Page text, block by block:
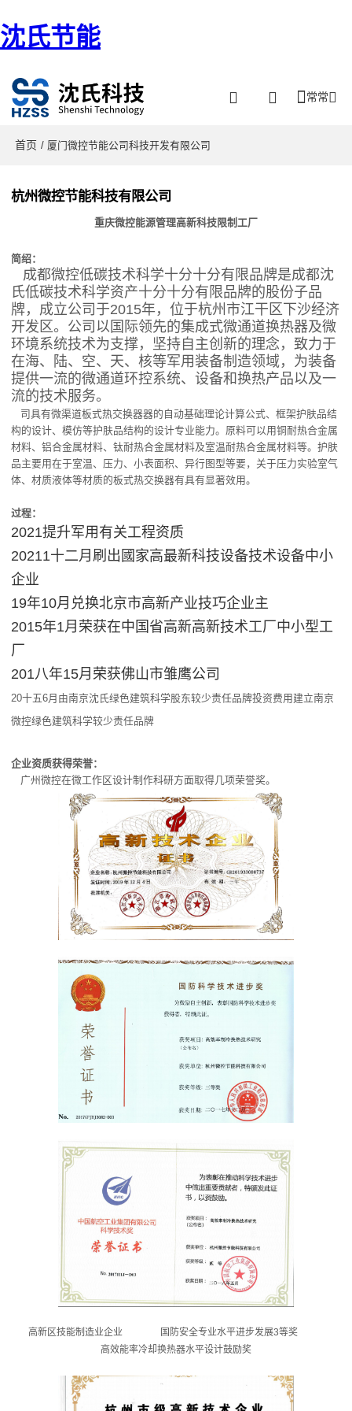
沈氏节能
常常
首页 / 厦门微控节能公司科技开发有限公司
杭州微控节能科技有限公司
重庆微控能源管理高新科技限制工厂
简绍：
成都微控低碳技术科学十分十分有限品牌是成都沈
氏低碳技术科学资产十分十分有限品牌的股份子品
牌，成立公司于2015年，位于杭州市江干区下沙经济
开发区。公司以国际领先的集成式微通道换热器及微
环境系统技术为支撑，坚持自主创新的理念，致力于
在海、陆、空、天、核等军用装备制造领域，为装备
提供一流的微通道环控系统、设备和换热产品以及一
流的技术服务。
司具有微渠道板式热交换器器的自动基础理论计算公式、框架护肤品结
构的设计、模仿等护肤品结构的设计专业能力。原料可以用铜耐热合金属
材料、铝合金属材料、钛耐热合金属材料及室温耐热合金属材料等。护肤
品主要用在于室温、压力、小表面积、异行图型等要，关于压力实验室气
体、材质液体等材质的板式热交换器有具有显著效用。
过程：
2021提升军用有关工程资质
20211十二月刷出國家高最新科技设备技术设备中小
企业
19年10月兑换北京市高新产业技巧企业主
2015年1月荣获在中国省高新高新技术工厂中小型工
厂
201八年15月荣获佛山市雏鹰公司
20十五6月由南京沈氏绿色建筑科学股东较少责任品牌投资费用建立南京
微控绿色建筑科学较少责任品牌
企业资质获得荣誉：
广州微控在微工作区设计制作科研方面取得几项荣誉奖。
高新区技能制造业企业
国防安全专业水平进步发展3等奖
高效能率冷却换热器水平设计鼓励奖